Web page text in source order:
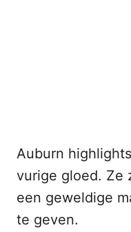
Auburn
vurige gloed. Ze
een geweldige
te geven.